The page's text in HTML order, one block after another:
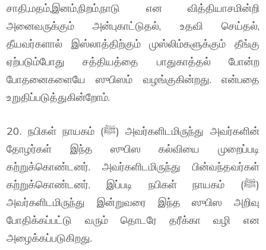
சாதி,மதம்,இனம்,நிறம்,நாடு என வித்தியாசமின்றி
அனைவருக்கும் அன்புகாட்டுதல், உதவி செய்தல்,
தீயவர்களால் இஸ்லாத்திற்கும் முஸ்லிம்களுக்கும் தீங்கு
ஏற்படும்போது சத்தியத்தை பாதுகாத்தல் போன்ற
போதனைகளையே ஸுபிஸம் வழங்குகின்றது. என்பதை
உறுதிப்படுத்துகின்றோம்.
20. நபிகள் நாயகம் (ﷺ) அவர்களிடமிருந்து அவர்களின்
தோழர்கள் இந்த ஸுபிஸ கல்வியை முறைப்படி
கற்றுக்கொண்டனர். அவர்களிடமிருந்து பின்வந்தவர்கள்
கற்றுக்கொண்டனர். இப்படி நபிகள் நாயகம் (ﷺ)
அவர்களிடமிருந்து இன்றுவரை இந்த ஸுபிஸ அறிவு
போதிக்கப்பட்டு வரும் தொடரே தரீக்கா வழி என
அழைக்கப்படுகிறது.